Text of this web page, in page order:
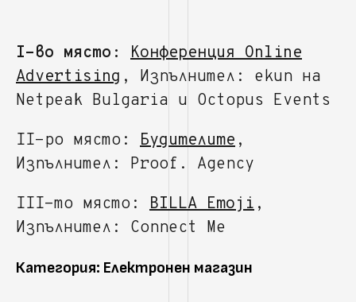
I-во място: Конференция Online
Advertising , Изпълнител: екип на
Netpeak Bulgaria и Octopus Events
II-ро място: Будителите,
Изпълнител: Proof. Agency
III-то място: BILLA Emoji,
Изпълнител: Connect Me
Категория: Електронен магазин